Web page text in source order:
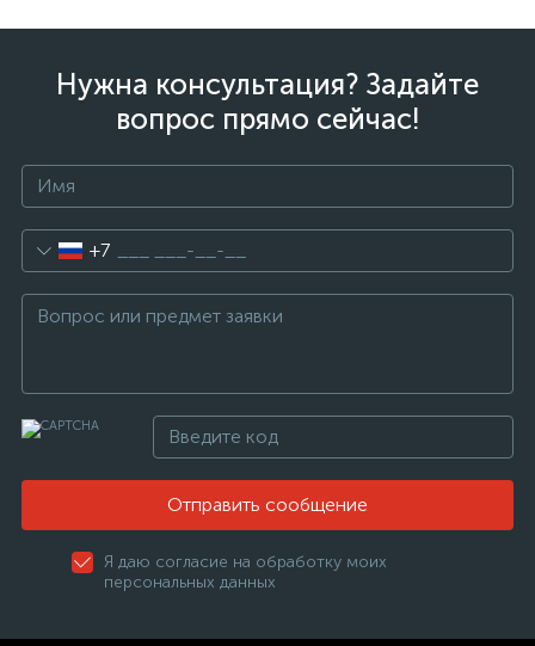
Нужна консультация? Задайте
вопрос прямо сейчас!
+7
Отправить сообщение
Я даю согласие на обработку моих
персональных данных